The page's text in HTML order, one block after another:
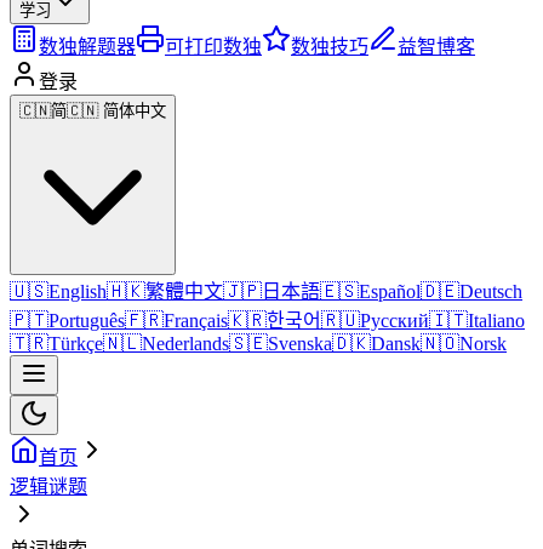
学习
数独解题器 可打印数独 数独技巧
益智博客
登录
🇨🇳简🇨🇳 简体中文
🇺🇸English🇭🇰繁體中文🇯🇵 日本語🇪🇸Español🇩🇪Deutsch
🇵🇹Português🇫🇷Français🇰🇷한국어🇷🇺Русский🇮🇹Italiano
🇹🇷Türkçe🇳🇱Nederlands🇸🇪Svenska🇩🇰Dansk🇳🇴Norsk
首页
逻辑谜题